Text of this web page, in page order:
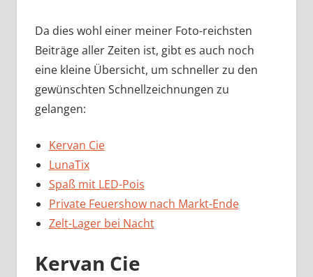
Da dies wohl einer meiner Foto-reichsten
Beiträge aller Zeiten ist, gibt es auch noch
eine kleine Übersicht, um schneller zu den
gewünschten Schnellzeichnungen zu
gelangen:
Kervan Cie
LunaTix
Spaß mit LED-Pois
Private Feuershow nach Markt-Ende
Zelt-Lager bei Nacht
Kervan Cie